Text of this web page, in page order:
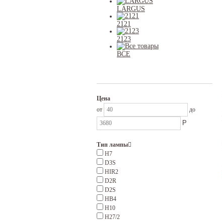
LARGUS
2121
2123
ВСЕ
Цена
от
до
Р
Тип лампы
H7
D3S
HIR2
D2R
D2S
HB4
H10
H27/2